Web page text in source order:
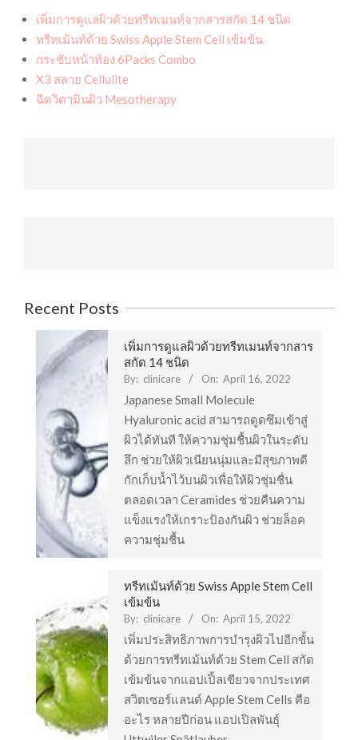
เพิ่มการดูแลผิวด้วยทรีทเมนท์จากสารสกัด 14 ชนิด
ทรีทเม้นท์ด้วย Swiss Apple Stem Cell เข้มข้น
กระชับหน้าท้อง 6Packs Combo
X3 สลาย Cellulite
ฉีดวิตามินผิว Mesotherapy
Recent Posts
เพิ่มการดูแลผิวด้วยทรีทเมนท์จากสาร
สกัด 14 ชนิด
By: clinicare On: April 16, 2022
Japanese Small Molecule
Hyaluronic acid สามารถดูดซึมเข้าสู่
ผิวได้ทันที ให้ความชุ่มชื้นผิวในระดับ
ลึก ช่วยให้ผิวเนียนนุ่มและมีสุขภาพดี
กักเก็บน้ำไว้บนผิวเพื่อให้ผิวชุ่มชื่น
ตลอดเวลา Ceramides ช่วยคืนความ
แข็งแรงให้เกราะป้องกันผิว ช่วยล็อค
ความชุ่มชื้น
ทรีทเม้นท์ด้วย Swiss Apple Stem Cell
เข้มข้น
By: clinicare On: April 15, 2022
เพิ่มประสิทธิภาพการบำรุงผิวไปอีกขั้น
ด้วยการทรีทเม้นท์ด้วย Stem Cell สกัด
เข้มข้นจากแอปเปิ้ลเขียวจากประเทศ
สวิตเซอร์แลนด์ Apple Stem Cells คือ
อะไร หลายปีก่อน แอปเปิลพันธุ์